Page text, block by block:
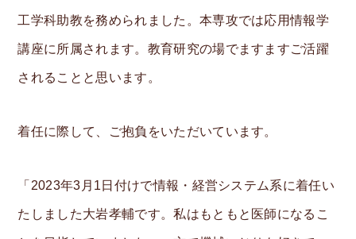
Voice
Personnel only
Inquiry
工学科助教を務められました。本専攻では応用情報学
講座に所属されます。教育研究の場でますますご活躍
されることと思います。
着任に際して、ご抱負をいただいています。
「2023年3月1日付けで情報・経営システム系に着任い
たしました大岩孝輔です。私はもともと医師になるこ